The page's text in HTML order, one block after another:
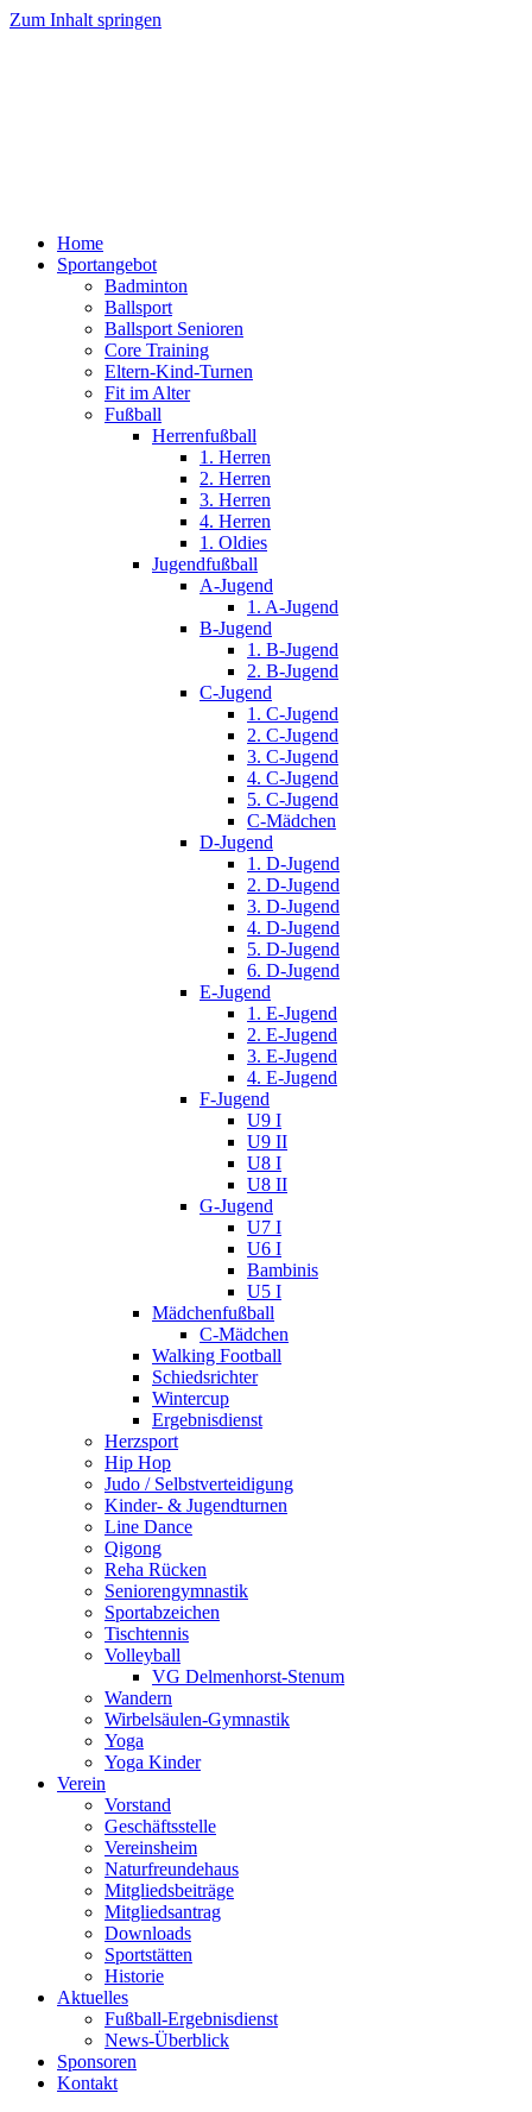
Zum Inhalt springen
Home
Sportangebot
Badminton
Ballsport
Ballsport Senioren
Core Training
Eltern-Kind-Turnen
Fit im Alter
Fußball
Herrenfußball
1. Herren
2. Herren
3. Herren
4. Herren
1. Oldies
Jugendfußball
A-Jugend
1. A-Jugend
B-Jugend
1. B-Jugend
2. B-Jugend
C-Jugend
1. C-Jugend
2. C-Jugend
3. C-Jugend
4. C-Jugend
5. C-Jugend
C-Mädchen
D-Jugend
1. D-Jugend
2. D-Jugend
3. D-Jugend
4. D-Jugend
5. D-Jugend
6. D-Jugend
E-Jugend
1. E-Jugend
2. E-Jugend
3. E-Jugend
4. E-Jugend
F-Jugend
U9 I
U9 II
U8 I
U8 II
G-Jugend
U7 I
U6 I
Bambinis
U5 I
Mädchenfußball
C-Mädchen
Walking Football
Schiedsrichter
Wintercup
Ergebnisdienst
Herzsport
Hip Hop
Judo / Selbstverteidigung
Kinder- & Jugendturnen
Line Dance
Qigong
Reha Rücken
Seniorengymnastik
Sportabzeichen
Tischtennis
Volleyball
VG Delmenhorst-Stenum
Wandern
Wirbelsäulen-Gymnastik
Yoga
Yoga Kinder
Verein
Vorstand
Geschäftsstelle
Vereinsheim
Naturfreundehaus
Mitgliedsbeiträge
Mitgliedsantrag
Downloads
Sportstätten
Historie
Aktuelles
Fußball-Ergebnisdienst
News-Überblick
Sponsoren
Kontakt